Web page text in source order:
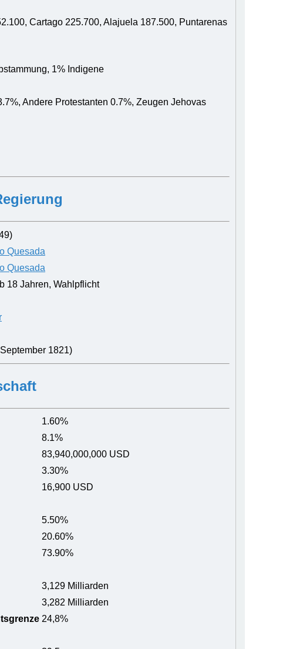
Cartago 225.700, Alajuela 187.500, Puntarenas
1% Indigene
Andere Protestanten 0.7%, Zeugen Jehovas
Quesada
Quesada
18 Jahren, Wahlpflicht
1821)
1.60%
8.1%
83,940,000,000 USD
3.30%
16,900 USD
5.50%
20.60%
73.90%
3,129 Milliarden
3,282 Milliarden
24,8%